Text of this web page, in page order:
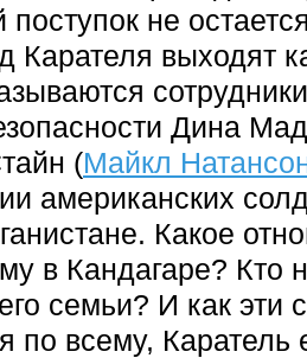
поступок не
Карателя выходят
Дина
(Майкл
американских
Какое
в Кандагаре? Кто
семьи? И как эти
по всему,